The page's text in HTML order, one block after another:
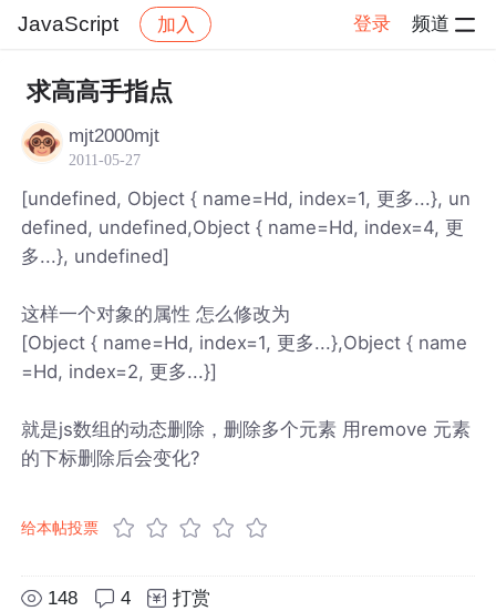
JavaScript 加入 登录 频道
社区 JavaScript
求高高手指点
mjt2000mjt
2011-05-27
[undefined, Object { name=Hd, index=1, 更多...}, un
defined, undefined,Object { name=Hd, index=4, 更
多...}, undefined]
这样一个对象的属性 怎么修改为
[Object { name=Hd, index=1, 更多...},Object { name
=Hd, index=2, 更多...}]
就是js数组的动态删除，删除多个元素 用remove 元素
的下标删除后会变化?
给本帖投票
148 4 打赏